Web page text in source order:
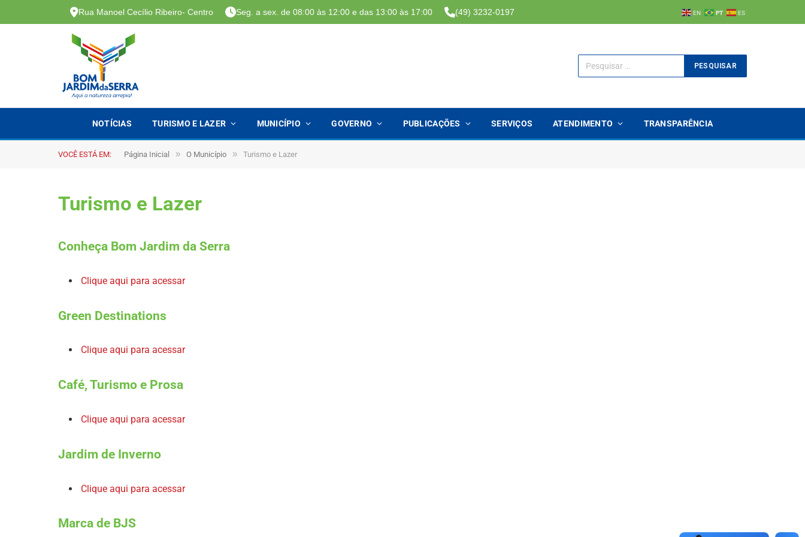
Rua Manoel Cecílio Ribeiro- Centro Seg. a sex. de 08:00 às 12:00 e das 13:00 às 17:00 (49) 3232-0197 EN PT ES
NOTÍCIAS TURISMO E LAZER MUNICÍPIO GOVERNO PUBLICAÇÕES SERVIÇOS ATENDIMENTO TRANSPARÊNCIA
VOCÊ ESTÁ EM: Página Inicial » O Município » Turismo e Lazer
Turismo e Lazer
Conheça Bom Jardim da Serra
Clique aqui para acessar
Green Destinations
Clique aqui para acessar
Café, Turismo e Prosa
Clique aqui para acessar
Jardim de Inverno
Clique aqui para acessar
Marca de BJS